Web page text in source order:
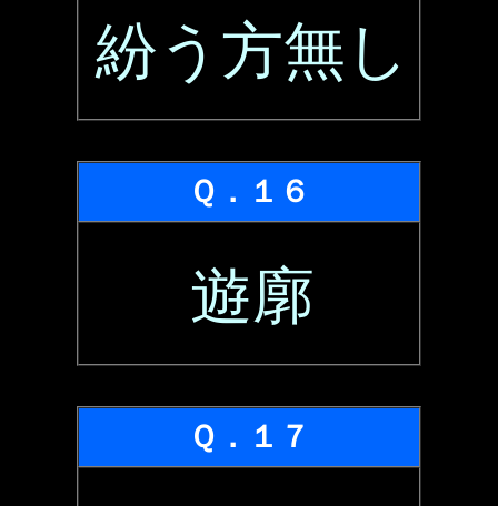
紛う方無し
Ｑ．１６
遊廓
Ｑ．１７